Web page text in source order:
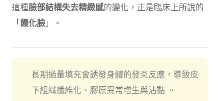
這種臉部結構失去精緻感的變化，正是臨床上所說的
「 饅化臉 」。
長期過量填充會誘發身體的發炎反應，導致皮
下組織纖維化、膠原異常增生與沾黏 。